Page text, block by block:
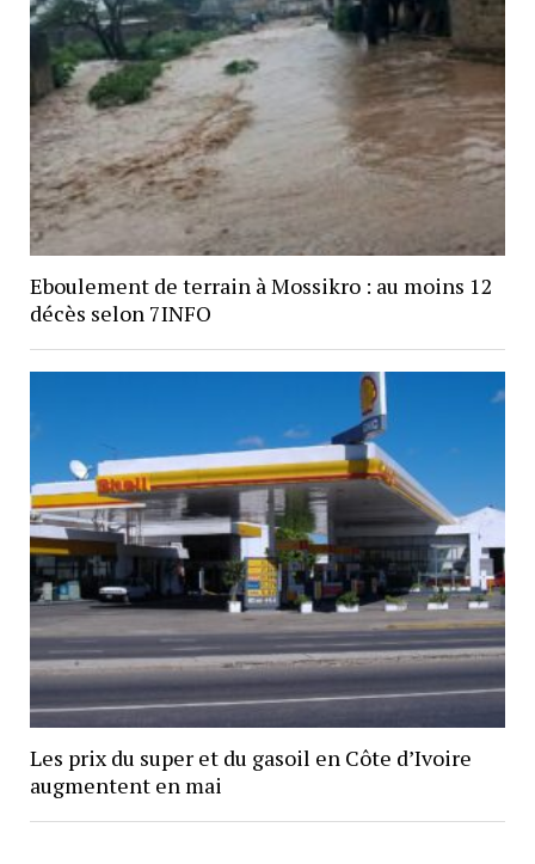
Eboulement de terrain à Mossikro : au moins 12
décès selon 7INFO
Les prix du super et du gasoil en Côte d’Ivoire
augmentent en mai